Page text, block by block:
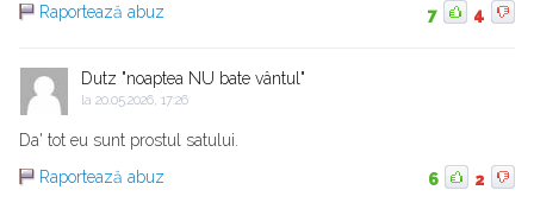
Raportează abuz
7 4
Dutz "noaptea NU bate vântul"
la 20.05.2026, 17:26
Da' tot eu sunt prostul satului.
Raportează abuz
6 2